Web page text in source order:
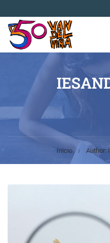
Inicio Author: